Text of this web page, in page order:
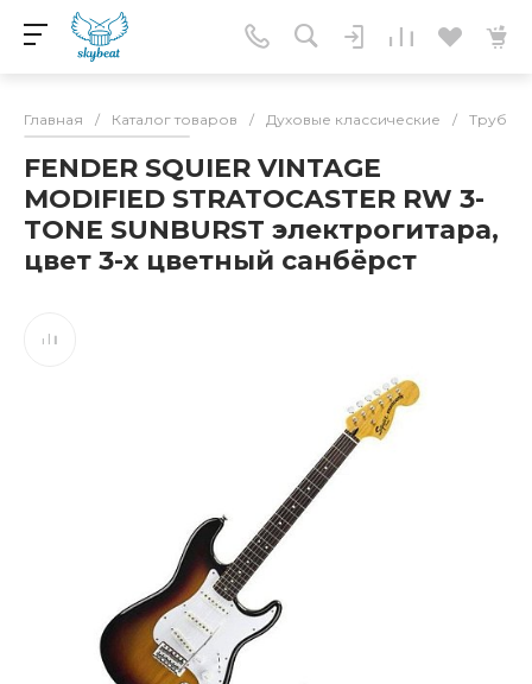
Главная / Каталог товаров / Духовые классические / Трубы
FENDER SQUIER VINTAGE
MODIFIED STRATOCASTER RW 3-
TONE SUNBURST электрогитара,
цвет 3-х цветный санбёрст